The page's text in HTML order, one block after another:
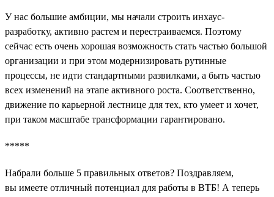
У нас большие амбиции, мы начали строить инхаус-
разработку, активно растем и перестраиваемся. Поэтому
сейчас есть очень хорошая возможность стать частью большой
организации и при этом модернизировать рутинные
процессы, не идти стандартными развилками, а быть частью
всех изменений на этапе активного роста. Соответственно,
движение по карьерной лестнице для тех, кто умеет и хочет,
при таком масштабе трансформации гарантировано.
*****
Набрали больше 5 правильных ответов? Поздравляем,
вы имеете отличный потенциал для работы в ВТБ! А теперь